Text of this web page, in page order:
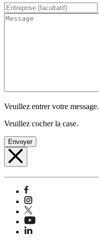
Veuillez entrer votre message.
Veuillez cocher la case.
Envoyer